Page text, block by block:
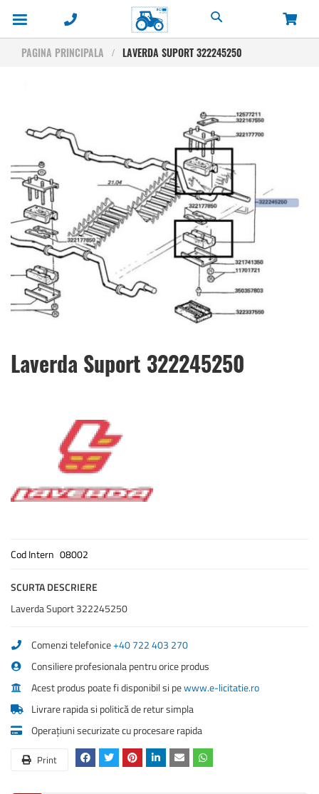
Cautare
PAGINA PRINCIPALA LAVERDA SUPORT 322245250
end
images
gallery
Skip
to
Laverda Suport 322245250
Cod Intern 08002
SCURTA DESCRIERE
Laverda Suport 322245250
Comenzi telefonice+40 722 403 270
Consiliere profesionala pentru orice produs
Acest produs poate fi disponibil si pewww.e-licitatie.ro
Livrare rapida si politică de retur simpla
Operațiuni securizate cu procesare rapida
Print